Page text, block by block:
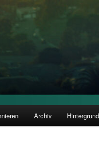
Archiv Hintergrund